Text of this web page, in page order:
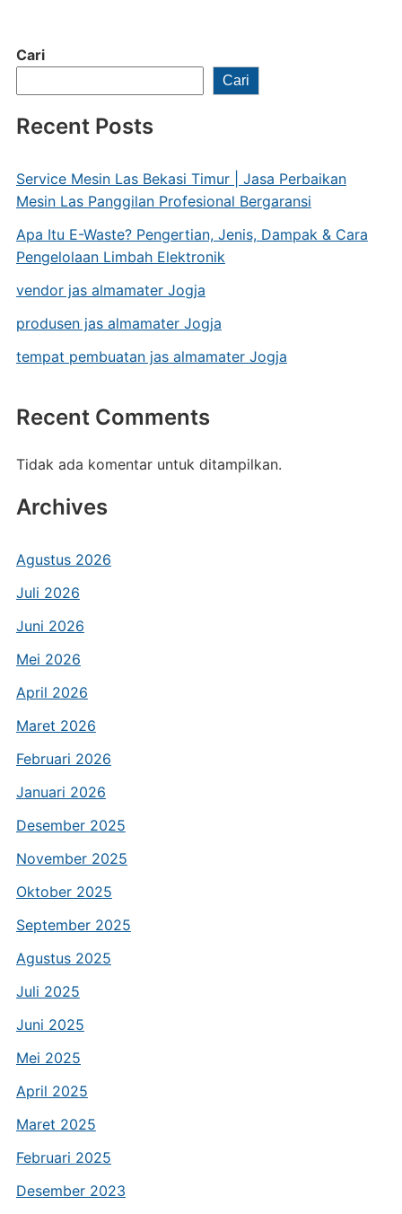
Cari
Cari
Recent Posts
Service Mesin Las Bekasi Timur | Jasa Perbaikan
Mesin Las Panggilan Profesional Bergaransi
Apa Itu E-Waste? Pengertian, Jenis, Dampak & Cara
Pengelolaan Limbah Elektronik
vendor jas almamater Jogja
produsen jas almamater Jogja
tempat pembuatan jas almamater Jogja
Recent Comments
Tidak ada komentar untuk ditampilkan.
Archives
Agustus 2026
Juli 2026
Juni 2026
Mei 2026
April 2026
Maret 2026
Februari 2026
Januari 2026
Desember 2025
November 2025
Oktober 2025
September 2025
Agustus 2025
Juli 2025
Juni 2025
Mei 2025
April 2025
Maret 2025
Februari 2025
Desember 2023